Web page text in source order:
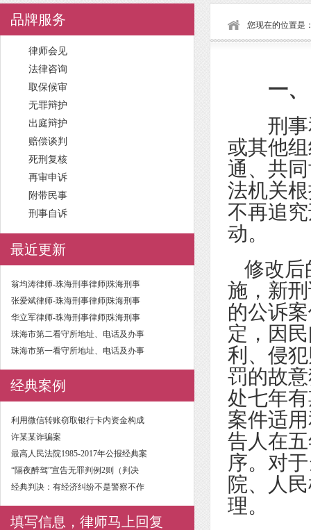
品牌服务
律师会见
法律咨询
取保候审
无罪辩护
出庭辩护
赔偿谈判
死刑复核
再审申诉
附带民事
刑事自诉
最近更新
翁均涛律师-珠海刑事律师|珠海刑事
张爱斌律师-珠海刑事律师|珠海刑事
华立军律师-珠海刑事律师|珠海刑事
珠海市第二看守所地址、电话及办事
珠海市第一看守所地址、电话及办事
经典案例
利用微信转账窃取银行卡内资金构成
许某某诈骗案
最高人民法院1985-2017年公报经典案
“隔夜醉驾”宣告无罪判例2则（判决
经典判决：有经济纠纷不是警察不作
填写信息，律师马上回复
您现在的位置是
一、
刑
或其他
通、共
法机关
不再追
动。
修改后
施，新
的公诉
定，因
利、侵
罚的故
处七年
案件适
告人在
序。对
院、人
理。